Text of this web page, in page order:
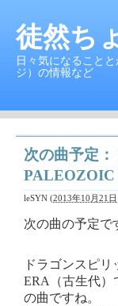
徒然ち
日々気になること
ジ）の情報など
次の曲予定
PALEOZOIC
leSYN (2013年10月21
次の曲の予定で
ドラゴンスピリ
ERA（古生代）
の曲ですね。